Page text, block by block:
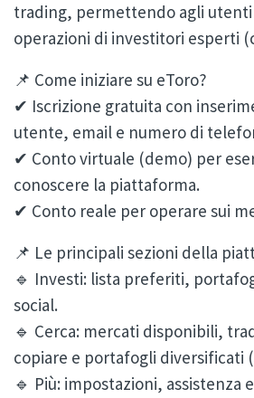
trading, permettendo agli utenti
operazioni di investitori esperti
📌 Come iniziare su eToro?
✔ Iscrizione gratuita con
utente, email e numero di
✔ Conto virtuale (demo) per
conoscere la piattaforma.
✔ Conto reale per operare sui
📌 Le principali sezioni della
🔹 Investi: lista preferiti,
social.
🔹 Cerca: mercati disponibili,
copiare e portafogli diversificati
🔹 Più: impostazioni, assistenza